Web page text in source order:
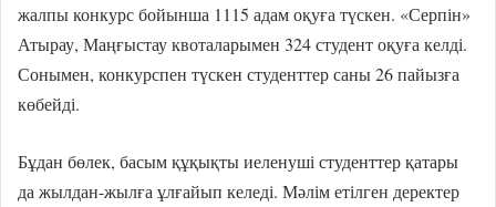
жалпы конкурс бойынша 1115 адам оқуға түскен. «Серпін»
Атырау, Маңғыстау квоталарымен 324 студент оқуға келді.
Сонымен, конкурспен түскен студенттер саны 26 пайызға
көбейді.
Бұдан бөлек, басым құқықты иеленуші студенттер қатары
да жылдан-жылға ұлғайып келеді. Мәлім етілген деректер